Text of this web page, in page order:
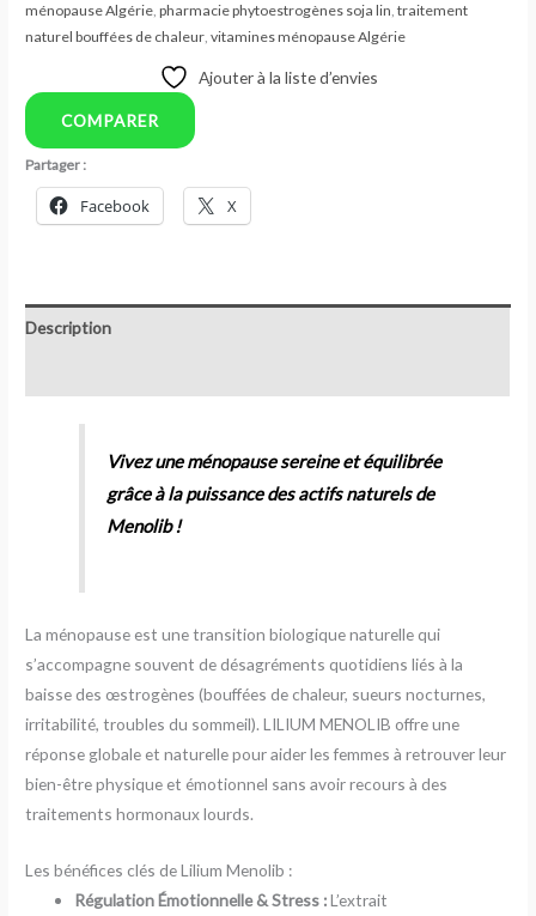
ménopause Algérie,pharmacie phytoestrogènes soja lin,traitement
naturel bouffées de chaleur,vitamines ménopause Algérie
Ajouter à la liste d’envies
COMPARER
Partager :
Facebook X
Description
Vivez une ménopause sereine et équilibrée
grâce à la puissance des actifs naturels de
Menolib !
La ménopause est une transition biologique naturelle qui
s’accompagne souvent de désagréments quotidiens liés à la
baisse des œstrogènes (bouffées de chaleur, sueurs nocturnes,
irritabilité, troubles du sommeil). LILIUM MENOLIB offre une
réponse globale et naturelle pour aider les femmes à retrouver leur
bien-être physique et émotionnel sans avoir recours à des
traitements hormonaux lourds.
Les bénéfices clés de Lilium Menolib :
Régulation Émotionnelle & Stress :L’extrait